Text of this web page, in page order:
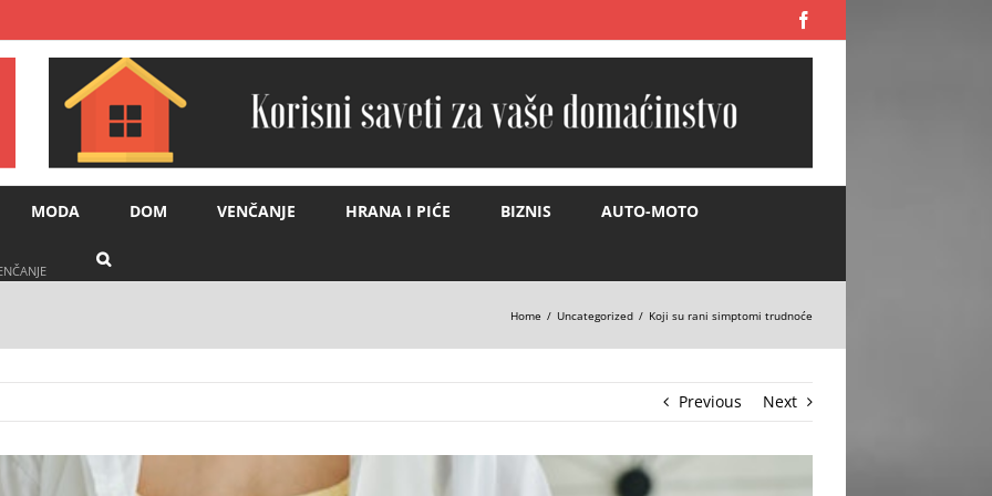
MODA DOM VENČANJE HRANA I PIĆE BIZNIS
AUTO-MOTO
Home Uncategorized Koji su rani simptomi trudnoće
Previous Next